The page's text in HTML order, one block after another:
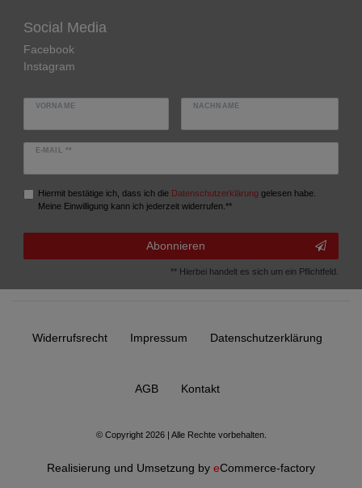
Social Media
Facebook
Instagram
VORNAME NACHNAME
E-MAIL **
Hiermit bestätige ich, dass ich die Daten­schutz­erklärung gelesen habe.
Meine Einwilligung kann ich jederzeit widerrufen.**
Abonnieren
** Hierbei handelt es sich um ein Pflichtfeld.
Widerrufs­recht Impressum Daten­schutz­erklärung
AGB Kontakt
© Copyright 2026 | Alle Rechte vorbehalten.
Realisierung und Umsetzung by eCommerce-factory